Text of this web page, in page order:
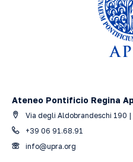
Ateneo Pontificio Regina
Via degli Aldobrandeschi 190 |
+39 06 91.68.91
info@upra.org